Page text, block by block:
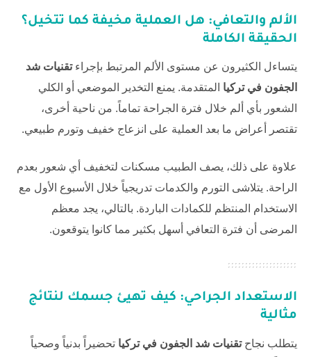
الألم والتعافي: هل العملية مخيفة كما تتخيل؟
الحقيقة الكاملة
يتساءل الكثيرون عن مستوى الألم المرتبط بإجراءتقنيات شد
الجفون في تركيا المتقدمة. يمنع التخدير الموضعي أو الكلي
الشعور بأي ألم خلال فترة الجراحة تماماً. من ناحية أخرى،
تقتصر أعراض ما بعد العملية على انزعاج خفيف وتورم طبيعي.
علاوة على ذلك، يصف الطبيب مسكنات لتخفيف أي شعور بعدم
الراحة. يتلاشى التورم والكدمات تدريجياً خلال الأسبوع الأول مع
الاستخدام المنتظم للكمادات الباردة. بالتالي، يجد معظم
المرضى أن فترة التعافي أسهل بكثير مما كانوا يتوقعون.
الاستعداد الجراحي: كيف تهيئ جسمك لنتائج
مثالية
يتطلب نجاحتقنيات شد الجفون في تركيا تحضيراً بدنياً وصحياً